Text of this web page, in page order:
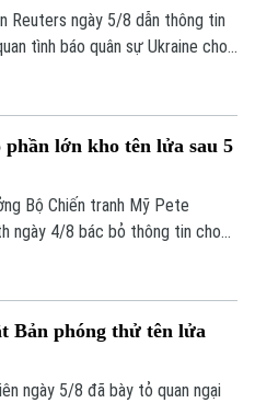
tế.
Reuters ngày 5/8 dẫn thông tin
tình báo quân sự Ukraine cho
lửa đạn đạo nhằm hỗ trợ các
quân sự của Moscow tại
Nga và Triều Tiên hiện chưa đưa
về thông tin này.
lớn kho tên lửa sau 5
Bộ Chiến tranh Mỹ Pete
ngày 4/8 bác bỏ thông tin cho
lực quân sự.
Bản phóng thử tên lửa
ngày 5/8 đã bày tỏ quan ngại